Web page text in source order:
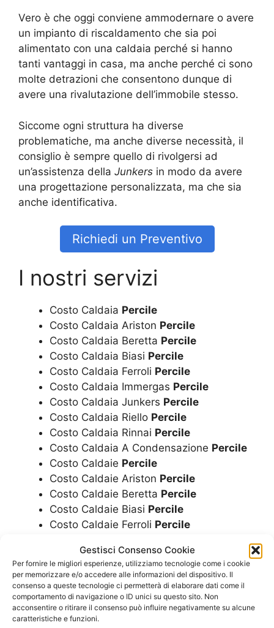
Gestisci Consenso Cookie
Per fornire le migliori esperienze, utilizziamo tecnologie come i cookie
per memorizzare e/o accedere alle informazioni del dispositivo. Il
consenso a queste tecnologie ci permetterà di elaborare dati come il
comportamento di navigazione o ID unici su questo sito. Non
acconsentire o ritirare il consenso può influire negativamente su alcune
caratteristiche e funzioni.
Vero è che oggi conviene ammodernare o avere
un impianto di riscaldamento che sia poi
alimentato con una caldaia perché si hanno
tanti vantaggi in casa, ma anche perché ci sono
molte detrazioni che consentono dunque di
avere una rivalutazione dell’immobile stesso.
Siccome ogni struttura ha diverse
problematiche, ma anche diverse necessità, il
consiglio è sempre quello di rivolgersi ad
un’assistenza della Junkers in modo da avere
una progettazione personalizzata, ma che sia
anche identificativa.
Richiedi un Preventivo
I nostri servizi
Costo Caldaia Percile
Costo Caldaia Ariston Percile
Costo Caldaia Beretta Percile
Costo Caldaia Biasi Percile
Costo Caldaia Ferroli Percile
Costo Caldaia Immergas Percile
Costo Caldaia Junkers Percile
Costo Caldaia Riello Percile
Costo Caldaia Rinnai Percile
Costo Caldaia A Condensazione Percile
Costo Caldaie Percile
Costo Caldaie Ariston Percile
Costo Caldaie Beretta Percile
Costo Caldaie Biasi Percile
Costo Caldaie Ferroli Percile
Costo Caldaie Junkers Percile
Costo Caldaie RielloPercile
Costo Caldaie RinnaiPercile
Costo Caldaie A CondensazionePercile
Costo Montaggio Caldaia